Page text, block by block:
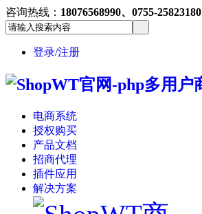
咨询热线： 18076568990、0755-25823180
登录/注册
电商系统
授权购买
产品文档
招商代理
插件应用
解决方案